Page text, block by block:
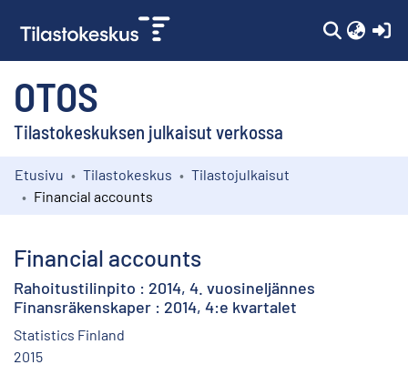
OTOS
Tilastokeskuksen julkaisut verkossa
Kokoelmat
Etusivu Tilastokeskus
Tilastojulkaisut
Financial accounts
Financial accounts
Rahoitustilinpito : 2014, 4. vuosineljännes
Finansräkenskaper : 2014, 4:e kvartalet
Statistics Finland
2015